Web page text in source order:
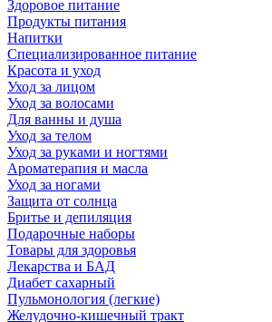
Здоровое питание
Продукты питания
Напитки
Специализированное питание
Красота и уход
Уход за лицом
Уход за волосами
Для ванны и душа
Уход за телом
Уход за руками и ногтями
Ароматерапия и масла
Уход за ногами
Защита от солнца
Бритье и депиляция
Подарочные наборы
Товары для здоровья
Лекарства и БАД
Диабет сахарный
Пульмонология (легкие)
Желудочно-кишечный тракт